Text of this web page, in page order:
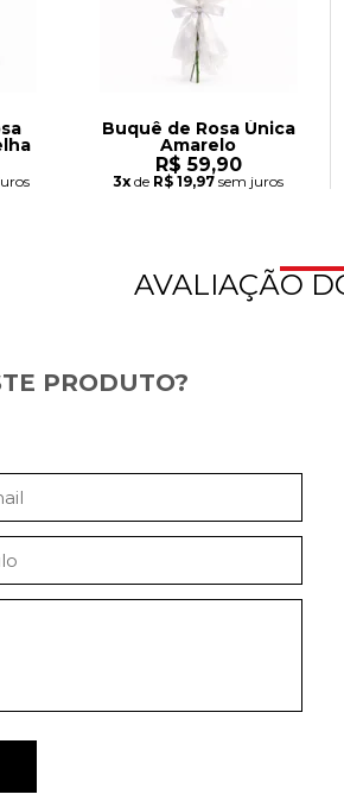
Buquê de Rosa Única
Amarelo
R$ 59,90
3xde R$ 19,97 sem juros
AVALIAÇÃO
PRODUTO?